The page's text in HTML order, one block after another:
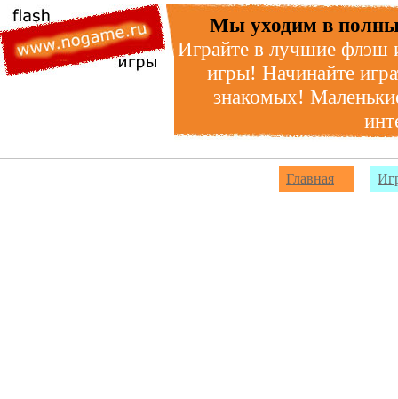
Мы уходим в
Играйте в лучшие флэш
игры! Начинайте
знакомых!
Главная